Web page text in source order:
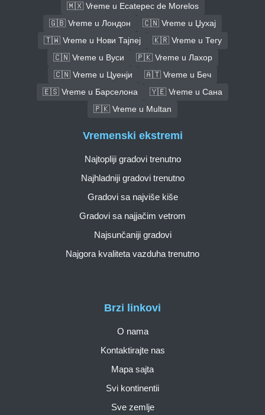
🇲🇽 Vreme u Ecatepec de Morelos
🇬🇧 Vreme u Лондон
🇨🇳 Vreme u Џухај
🇹🇼 Vreme u Нови Тајпеј
🇰🇷 Vreme u Тегу
🇨🇳 Vreme u Вуси
🇵🇰 Vreme u Лахор
🇨🇳 Vreme u Цуенји
🇦🇹 Vreme u Беч
🇪🇸 Vreme u Барселона
🇾🇪 Vreme u Сана
🇵🇰 Vreme u Multan
Brzi linkovi
O nama
Kontaktirajte nas
Mapa sajta
Svi kontinentii
Sve zemlje
Vremenski ekstremi
Najtopliji gradovi trenutno
Najhladniji gradovi trenutno
Gradovi sa najviše kiše
Gradovi sa najjačim vetrom
Najsunčaniji gradovi
Najgora kvaliteta vazduha trenutno